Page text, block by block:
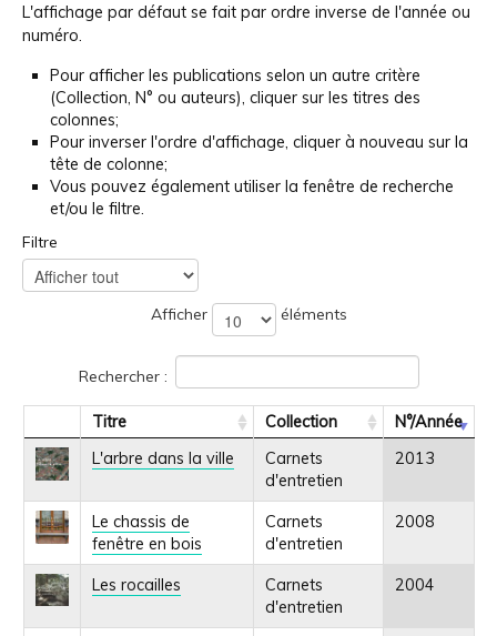
L'affichage par défaut se fait par ordre inverse de l'année ou
numéro.
Pour afficher les publications selon un autre critère
(Collection, N° ou auteurs), cliquer sur les titres des
colonnes;
Pour inverser l'ordre d'affichage, cliquer à nouveau sur la
tête de colonne;
Vous pouvez également utiliser la fenêtre de recherche
et/ou le filtre.
Filtre
Afficher éléments
Rechercher :
Titre Collection
N°/Année
L'arbre dans la ville
Carnets
d'entretien
2013
Le chassis de
fenêtre en bois
Carnets
d'entretien
2008
Les rocailles
Carnets
d'entretien
2004